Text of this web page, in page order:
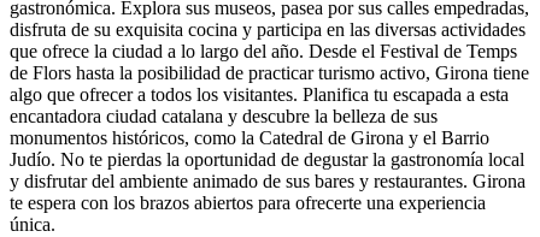
gastronómica. Explora sus museos, pasea por sus calles empedradas,
disfruta de su exquisita cocina y participa en las diversas actividades
que ofrece la ciudad a lo largo del año. Desde el Festival de Temps
de Flors hasta la posibilidad de practicar turismo activo, Girona tiene
algo que ofrecer a todos los visitantes. Planifica tu escapada a esta
encantadora ciudad catalana y descubre la belleza de sus
monumentos históricos, como la Catedral de Girona y el Barrio
Judío. No te pierdas la oportunidad de degustar la gastronomía local
y disfrutar del ambiente animado de sus bares y restaurantes. Girona
te espera con los brazos abiertos para ofrecerte una experiencia
única.